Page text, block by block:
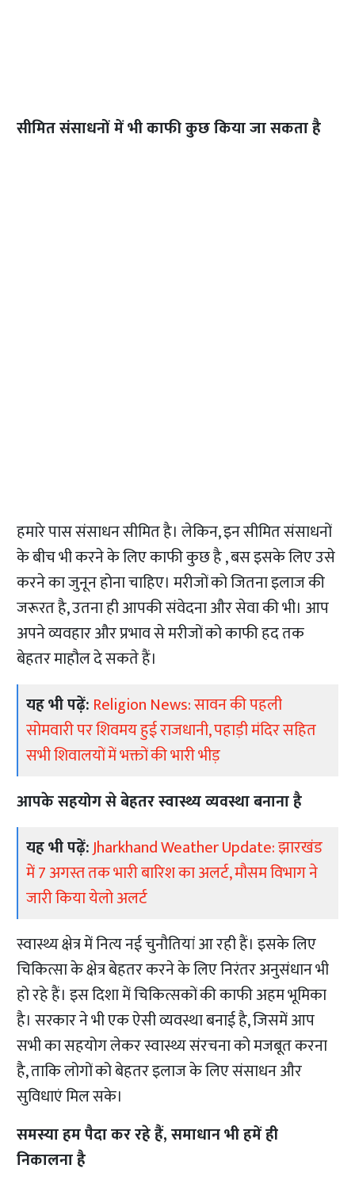
सीमित संसाधनों में भी काफी कुछ किया जा सकता है
हमारे पास संसाधन सीमित है। लेकिन, इन सीमित संसाधनों
के बीच भी करने के लिए काफी कुछ है , बस इसके लिए उसे
करने का जुनून होना चाहिए। मरीजों को जितना इलाज की
जरूरत है, उतना ही आपकी संवेदना और सेवा की भी। आप
अपने व्यवहार और प्रभाव से मरीजों को काफी हद तक
बेहतर माहौल दे सकते हैं।
यह भी पढ़ें: Religion News: सावन की पहली
सोमवारी पर शिवमय हुई राजधानी, पहाड़ी मंदिर सहित
सभी शिवालयों में भक्तों की भारी भीड़
आपके सहयोग से बेहतर स्वास्थ्य व्यवस्था बनाना है
यह भी पढ़ें:Jharkhand Weather Update: झारखंड
में 7 अगस्त तक भारी बारिश का अलर्ट, मौसम विभाग ने
जारी किया येलो अलर्ट
स्वास्थ्य क्षेत्र में नित्य नई चुनौतियां आ रही हैं। इसके लिए
चिकित्सा के क्षेत्र बेहतर करने के लिए निरंतर अनुसंधान भी
हो रहे हैं। इस दिशा में चिकित्सकों की काफी अहम भूमिका
है। सरकार ने भी एक ऐसी व्यवस्था बनाई है, जिसमें आप
सभी का सहयोग लेकर स्वास्थ्य संरचना को मजबूत करना
है, ताकि लोगों को बेहतर इलाज के लिए संसाधन और
सुविधाएं मिल सके।
समस्या हम पैदा कर रहे हैं, समाधान भी हमें ही
निकालना है